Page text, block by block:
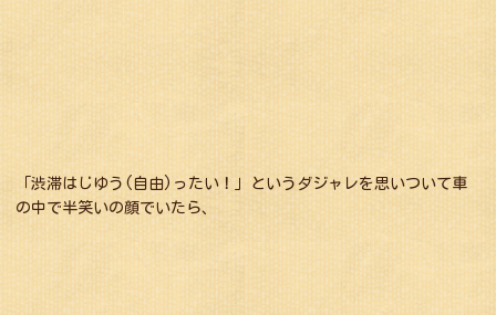
「渋滞はじゆう(自由)ったい！」というダジャレを思いついて車
の中で半笑いの顔でいたら、